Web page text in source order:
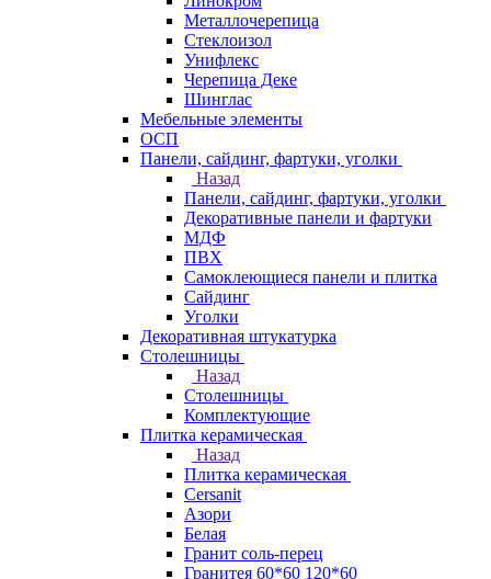
Металлочерепица
Стеклоизол
Унифлекс
Черепица Деке
Шинглас
Мебельные элементы
ОСП
Панели, сайдинг, фартуки, уголки
Назад
Панели, сайдинг, фартуки, уголки
Декоративные панели и фартуки
МДФ
ПВХ
Самоклеющиеся панели и плитка
Сайдинг
Уголки
Декоративная штукатурка
Столешницы
Назад
Столешницы
Комплектующие
Плитка керамическая
Назад
Плитка керамическая
Cersanit
Азори
Белая
Гранит соль-перец
Гранитея 60*60 120*60